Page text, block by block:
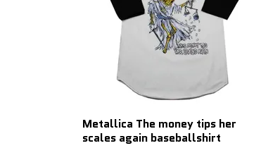
Metallica The money tips her
scales again baseballshirt